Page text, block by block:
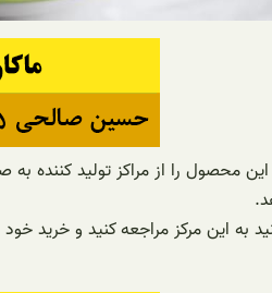
محصول را از مراکز تولید کننده
این مرکز مراجعه کنید و خرید